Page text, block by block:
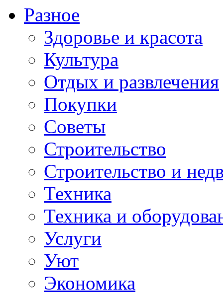
Разное
Здоровье и красота
Культура
Отдых и развлечения
Покупки
Советы
Строительство
Строительство и
Техника
Техника и
Услуги
Уют
Экономика